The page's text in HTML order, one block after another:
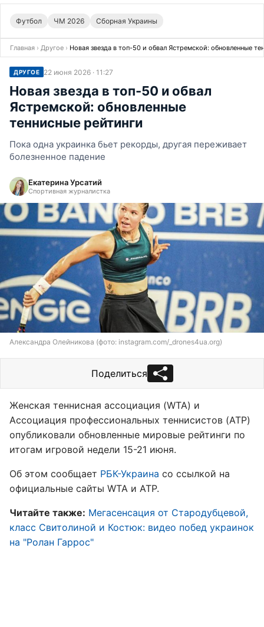
Футбол ЧМ 2026 Сборная Украины
Главная › Другое › Новая звезда в топ-50 и обвал Ястремской: обновленные
ДРУГОЕ 22 июня 2026 · 11:27
Новая звезда в топ-50 и обвал
Ястремской: обновленные
теннисные рейтинги
Пока одна украинка бьет рекорды, другая переживает
болезненное падение
Екатерина Урсатий
Спортивная журналистка
Александра Олейникова (фото: instagram.com/_drones4ua.org)
Поделиться
Женская теннисная ассоциация (WTA) и
Ассоциация профессиональных теннисистов (ATP)
опубликовали обновленные мировые рейтинги по
итогам игровой недели 15-21 июня.
Об этом сообщает РБК-Украина со ссылкой на
официальные сайты WTA и ATP.
Читайте также: Мегасенсация от Стародубцевой,
класс Свитолиной и Костюк: видео побед украинок
на "Ролан Гаррос"